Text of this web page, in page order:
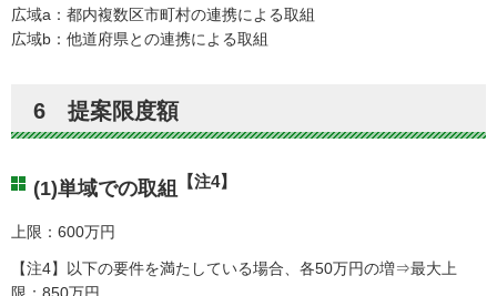
広域a：都内複数区市町村の連携による取組
広域b：他道府県との連携による取組
6 提案限度額
(1)単域での取組 【注4】
上限：600万円
【注4】以下の要件を満たしている場合、各50万円の増⇒最大上